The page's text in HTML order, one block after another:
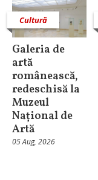
Cultură
Galeria de
artă
românească,
redeschisă la
Muzeul
Național de
Artă
05 Aug, 2026